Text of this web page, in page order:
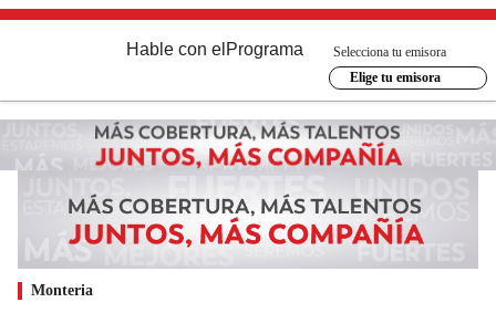
Hable con el Programa
Selecciona tu emisora
Elige tu emisora
Monteria